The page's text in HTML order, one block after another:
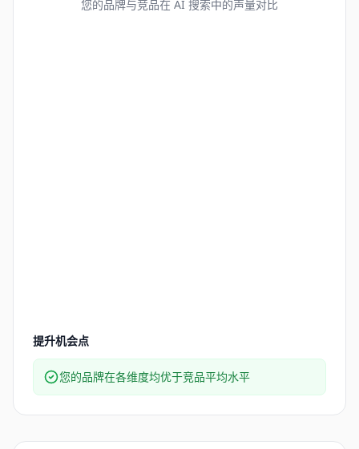
您的品牌与竞品在 AI 搜索中的声量对比
提升机会点
您的品牌在各维度均优于竞品平均水平